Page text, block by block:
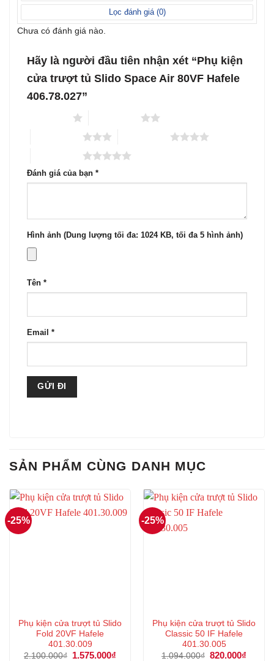
sao
Lọc đánh giá (0)
Chưa có đánh giá nào.
Hãy là người đầu tiên nhận xét “Phụ kiện
cửa trượt tủ Slido Space Air 80VF Hafele
406.78.027”
Đánh giá của bạn *
Hình ảnh (Dung lượng tối đa: 1024 KB, tối đa 5 hình ảnh)
Tên *
Email *
SẢN PHẨM CÙNG DANH MỤC
-25%
Phụ kiện cửa trượt tủ Slido
Fold 20VF Hafele
401.30.009
2.100.000₫
Giá
1.575.000₫
-25%
Phụ kiện cửa trượt tủ Slido
Classic 50 IF Hafele
401.30.005
1.094.000₫ Giá
820.000₫